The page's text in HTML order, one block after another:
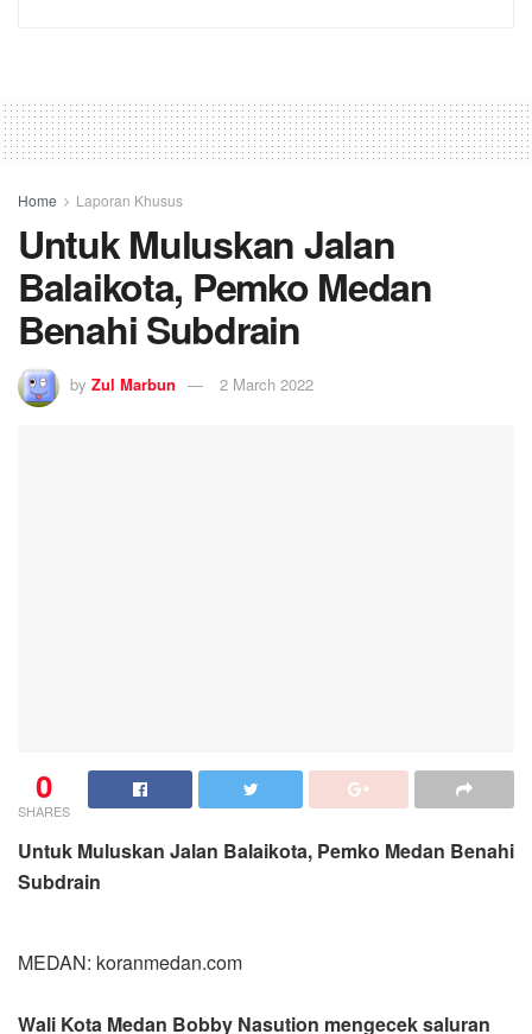
Home Laporan Khusus
Untuk Muluskan Jalan
Balaikota, Pemko Medan
Benahi Subdrain
by Zul Marbun 2 March 2022
0
SHARES
Untuk Muluskan Jalan Balaikota, Pemko Medan Benahi
Subdrain
MEDAN: koranmedan.com
Wali Kota Medan Bobby Nasution mengecek saluran